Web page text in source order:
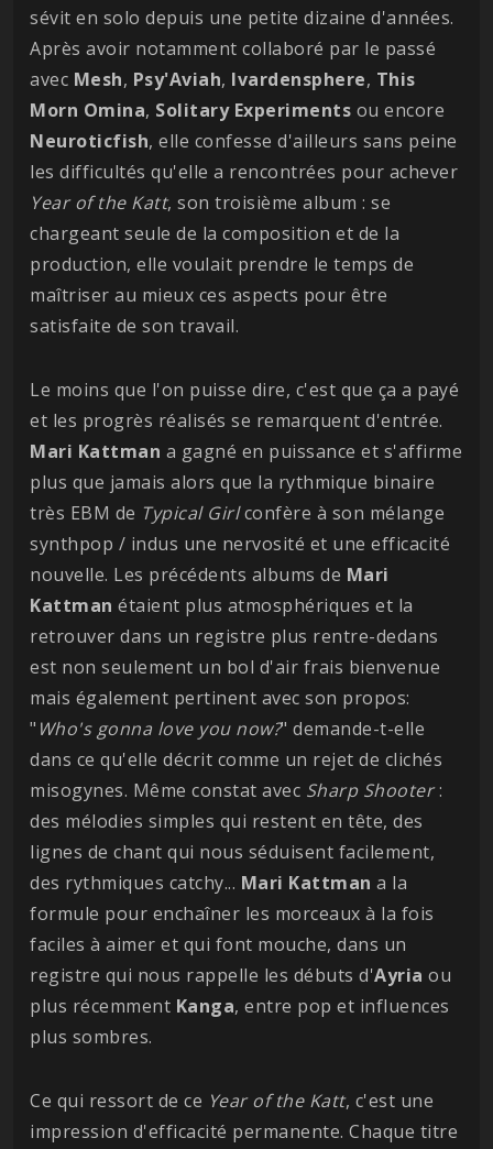
sévit en solo depuis une petite dizaine d'années.
Après avoir notamment collaboré par le passé
avec Mesh, Psy'Aviah, Ivardensphere, This
Morn Omina, Solitary Experiments ou encore
Neuroticfish, elle confesse d'ailleurs sans peine
les difficultés qu'elle a rencontrées pour achever
Year of the Katt, son troisième album : se
chargeant seule de la composition et de la
production, elle voulait prendre le temps de
maîtriser au mieux ces aspects pour être
satisfaite de son travail.
Le moins que l'on puisse dire, c'est que ça a payé
et les progrès réalisés se remarquent d'entrée.
Mari Kattman a gagné en puissance et s'affirme
plus que jamais alors que la rythmique binaire
très EBM de Typical Girlconfère à son mélange
synthpop / indus une nervosité et une efficacité
nouvelle. Les précédents albums de Mari
Kattman étaient plus atmosphériques et la
retrouver dans un registre plus rentre-dedans
est non seulement un bol d'air frais bienvenue
mais également pertinent avec son propos:
" Who's gonna love you now?" demande-t-elle
dans ce qu'elle décrit comme un rejet de clichés
misogynes. Même constat avec Sharp Shooter:
des mélodies simples qui restent en tête, des
lignes de chant qui nous séduisent facilement,
des rythmiques catchy... Mari Kattman a la
formule pour enchaîner les morceaux à la fois
faciles à aimer et qui font mouche, dans un
registre qui nous rappelle les débuts d'Ayria ou
plus récemment Kanga, entre pop et influences
plus sombres.
Ce qui ressort de ce Year of the Katt, c'est une
impression d'efficacité permanente. Chaque titre